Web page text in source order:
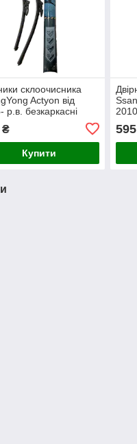
склоочисника
Actyon від
р.в. безкаркасні
550 / 475 мм. Armer
2 шт.)
Купити
595